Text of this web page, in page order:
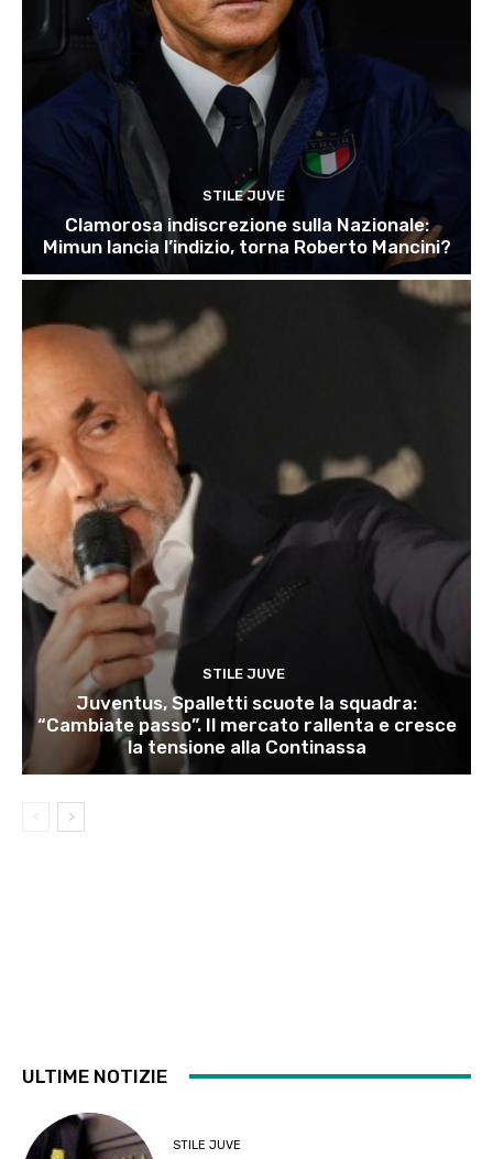
STILE JUVE
Clamorosa indiscrezione sulla Nazionale:
Mimun lancia l’indizio, torna Roberto Mancini?
STILE JUVE
Juventus, Spalletti scuote la squadra:
“Cambiate passo”. Il mercato rallenta e cresce
la tensione alla Continassa
ULTIME NOTIZIE
STILE JUVE